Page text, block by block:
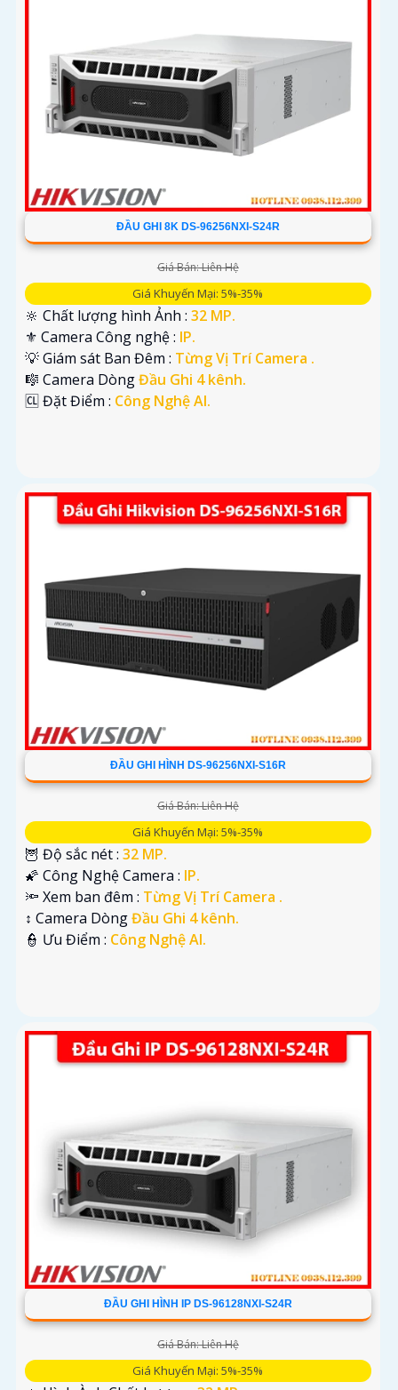
ĐẦU GHI 8K DS-96256NXI-S24R
Giá Bán: Liên Hệ
Giá Khuyến Mại: 5%-35%
🔆 Chất lượng hình Ảnh : 32 MP.
⚜️ Camera Công nghệ : IP.
💡 Giám sát Ban Đêm : Từng Vị Trí Camera .
🎼️ Camera DòngĐầu Ghi 4 kênh.
️🆑 Đặt Điểm : Công Nghệ AI.
ĐẦU GHI HÌNH DS-96256NXI-S16R
Giá Bán: Liên Hệ
Giá Khuyến Mại: 5%-35%
🦉 Độ sắc nét : 32 MP.
🌠 Công Nghệ Camera : IP.
🔦 Xem ban đêm : Từng Vị Trí Camera .
↕️ Camera DòngĐầu Ghi 4 kênh.
️👮 Ưu Điểm : Công Nghệ AI.
ĐẦU GHI HÌNH IP DS-96128NXI-S24R
Giá Bán: Liên Hệ
Giá Khuyến Mại: 5%-35%